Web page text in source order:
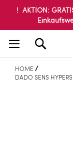
! AKTION:
HOME
DADO SENS